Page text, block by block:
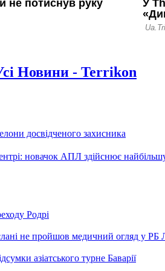
досвідченого захисника
новачок АПЛ здійснює найбільшу
Родрі
не пройшов медичний огляд у РБ
азіатського турне Баварії